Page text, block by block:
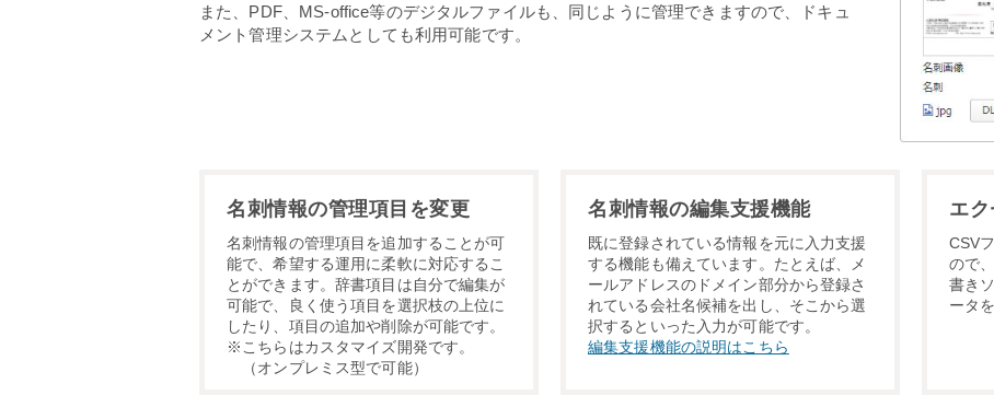
また、PDF、MS-office等のデジタルファイルも、同じように管理できますので、ドキュ
メント管理システムとしても利用可能です。
名刺情報の管理項目を変更
名刺情報の管理項目を追加することが可
能で、希望する運用に柔軟に対応するこ
とができます。辞書項目は自分で編集が
可能で、良く使う項目を選択枝の上位に
したり、項目の追加や削除が可能です。
※こちらはカスタマイズ開発です。
（オンプレミス型で可能）
名刺情報の編集支援機能
既に登録されている情報を元に入力支援
する機能も備えています。たとえば、メ
ールアドレスのドメイン部分から登録さ
れている会社名候補を出し、そこから選
択するといった入力が可能です。
編集支援機能の説明はこちら
エ
CSV
ので
書き
ータ